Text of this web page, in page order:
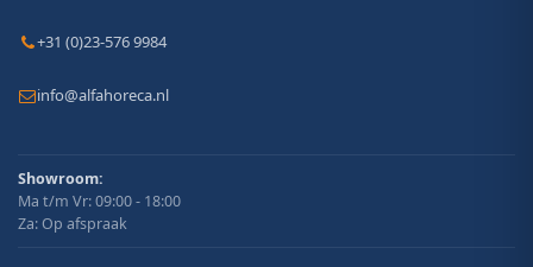
+31 (0)23-576 9984
info@alfahoreca.nl
Showroom:
Ma t/m Vr: 09:00 - 18:00
Za: Op afspraak